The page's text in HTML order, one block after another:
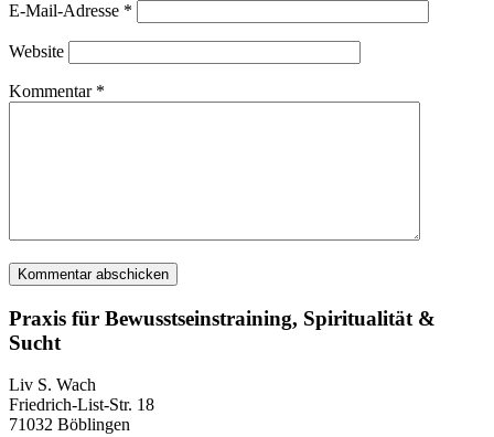
E-Mail-Adresse *
Website
Kommentar *
Praxis für Bewusstseinstraining, Spiritualität &
Sucht
Liv S. Wach
Friedrich-List-Str. 18
71032 Böblingen